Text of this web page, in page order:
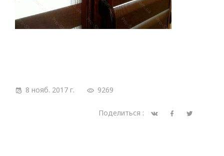
8 нояб. 2017 г. 9269
Поделиться :